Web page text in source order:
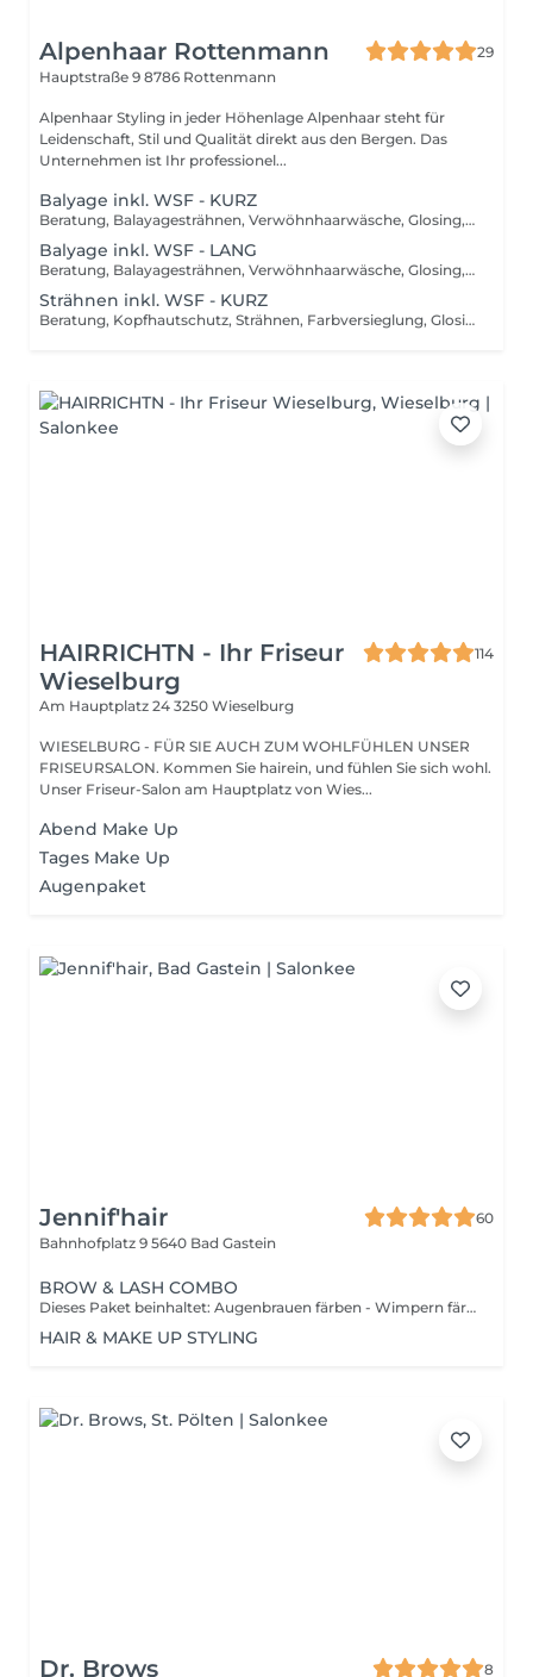
Alpenhaar Rottenmann
29
Hauptstraße 9 8786 Rottenmann
Alpenhaar Styling in jeder Höhenlage Alpenhaar steht für
Leidenschaft, Stil und Qualität direkt aus den Bergen. Das
Unternehmen ist Ihr professionel...
Balyage inkl. WSF - KURZ
Beratung, Balayagesträhnen, Verwöhnhaarwäsche, Glosing, Farbversiegelung, waschen inkl. Pflegebehandlung, schneiden, föhnen, Styling inkl. Stylingsprodukte, bis Kinn lange Haare, ab
Balyage inkl. WSF - LANG
Beratung, Balayagesträhnen, Verwöhnhaarwäsche, Glosing, Farbversiegelung, waschen inkl. Pflegebehandlung, schneiden, föhnen, Styling inkl. Stylingsprodukte, ab Kinn lange Haare, ab
Strähnen inkl. WSF - KURZ
Beratung, Kopfhautschutz, Strähnen, Farbversieglung, Glosing, waschen inkl. Pflegebehandlung, schneiden, föhnen, Styling inkl. Stylingsprodukte, bis Kinn lange Haare, ab
HAIRRICHTN - Ihr Friseur
Wieselburg
114
Am Hauptplatz 24 3250 Wieselburg
WIESELBURG - FÜR SIE AUCH ZUM WOHLFÜHLEN UNSER
FRISEURSALON. Kommen Sie hairein, und fühlen Sie sich wohl.
Unser Friseur-Salon am Hauptplatz von Wies...
Abend Make Up
Tages Make Up
Augenpaket
Jennif'hair
60
Bahnhofplatz 9 5640 Bad Gastein
BROW & LASH COMBO
Dieses Paket beinhaltet: Augenbrauen färben - Wimpern färben - Augenbrauen formen
HAIR & MAKE UP STYLING
Dr. Brows 8